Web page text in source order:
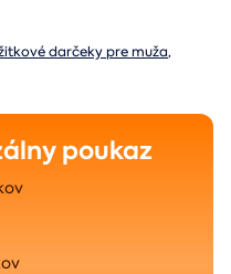
darčeky pre muža,
poukaz